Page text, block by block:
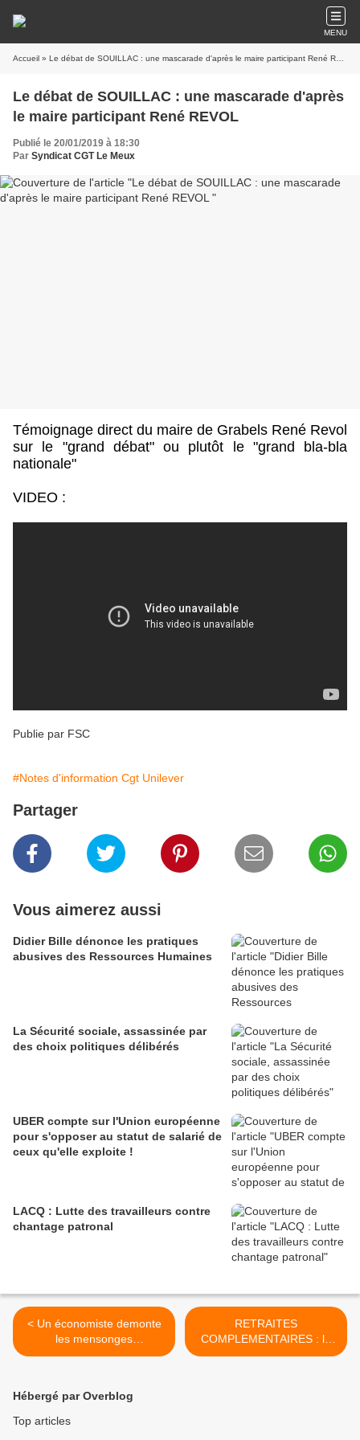
MENU
Accueil » Le débat de SOUILLAC : une mascarade d'après le maire participant René REVOL
Le débat de SOUILLAC : une mascarade d'après
le maire participant René REVOL
Publié le 20/01/2019 à 18:30
Par Syndicat CGT Le Meux
Témoignage direct du maire de Grabels René Revol
sur le "grand débat" ou plutôt le "grand bla-bla
nationale"
VIDEO :
Publie par FSC
#Notes d'information Cgt Unilever
Partager
Vous aimerez aussi
Didier Bille dénonce les pratiques
abusives des Ressources Humaines
La Sécurité sociale, assassinée par
des choix politiques délibérés
UBER compte sur l'Union européenne
pour s'opposer au statut de salarié de
ceux qu'elle exploite !
LACQ : Lutte des travailleurs contre
chantage patronal
< Un économiste demonte
les mensonges
d'Emmanuel Macron sur
RETRAITES
COMPLEMENTAIRES : la
CFDT prise au piège de sa
Hébergé par Overblog
Top articles